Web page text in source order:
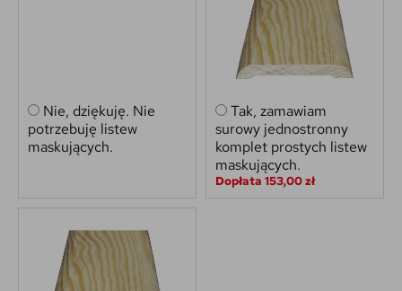
Nie, dziękuję. Nie
potrzebuję listew
maskujących.
Tak, zamawiam
surowy jednostronny
komplet prostych listew
maskujących.
Dopłata 153,00 zł